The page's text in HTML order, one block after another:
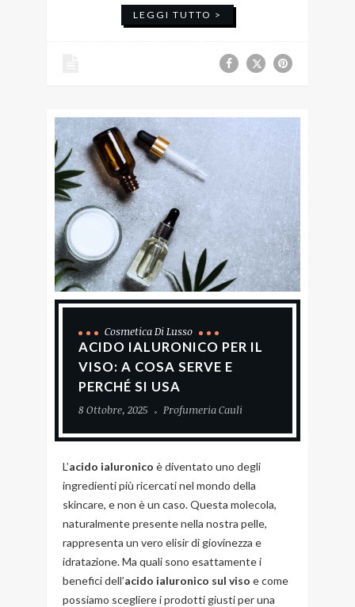
LEGGI TUTTO >
Cosmetica Di Lusso
ACIDO IALURONICO PER IL
VISO: A COSA SERVE E
PERCHÉ SI USA
8 Ottobre, 2025 Profumeria Cauli
L’acido ialuronico è diventato uno degli
ingredienti più ricercati nel mondo della
skincare, e non è un caso. Questa molecola,
naturalmente presente nella nostra pelle,
rappresenta un vero elisir di giovinezza e
idratazione. Ma quali sono esattamente i
benefici dell’acido ialuronico sul viso e come
possiamo scegliere i prodotti giusti per una